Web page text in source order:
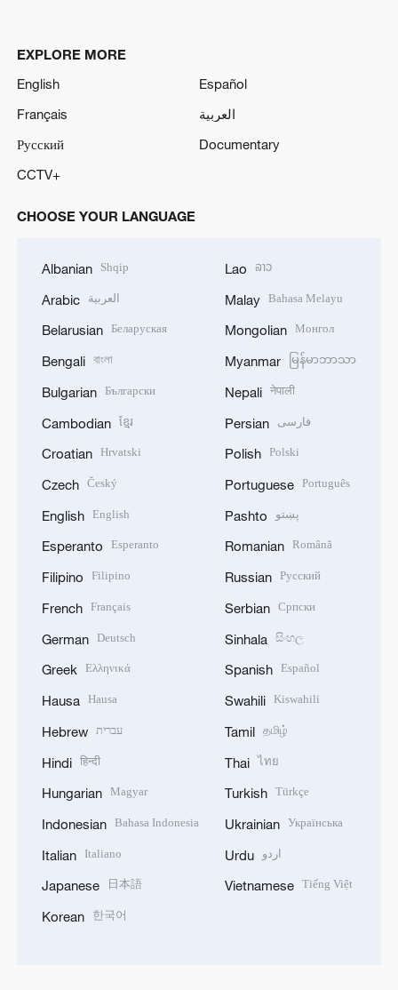
EXPLORE MORE
English
Español
Français
العربية
Русский
Documentary
CCTV+
CHOOSE YOUR LANGUAGE
Albanian Shqip
Arabic العربية
Belarusian Беларуская
Bengali বাংলা
Bulgarian Български
Cambodian ខ្មែរ
Croatian Hrvatski
Czech Český
English English
Esperanto Esperanto
Filipino Filipino
French Français
German Deutsch
Greek Ελληνικά
Hausa Hausa
Hebrew עברית
Hindi हिन्दी
Hungarian Magyar
Indonesian Bahasa Indonesia
Italian Italiano
Japanese 日本語
Korean 한국어
Lao ລາວ
Malay Bahasa Melayu
Mongolian Монгол
Myanmar မြန်မာဘာသာ
Nepali नेपाली
Persian فارسی
Polish Polski
Portuguese Português
Pashto پښتو
Romanian Română
Russian Русский
Serbian Српски
Sinhala සිංහල
Spanish Español
Swahili Kiswahili
Tamil தமிழ்
Thai ไทย
Turkish Türkçe
Ukrainian Українська
Urdu اردو
Vietnamese Tiếng Việt